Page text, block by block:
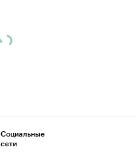
Социальные
сети